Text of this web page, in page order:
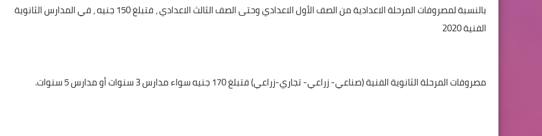
بالنسبة لمصروفات المرحلة الاعدادية من الصف الأول الاعدادي وحتى الصف الثالث الاعدادي ، فتبلغ 150 جنيه ، في المدارس الثانوية
الفنية 2020
مصروفات المرحلة الثانوية الفنية (صناعي- زراعي- تجاري-زراعي) فتبلغ 170 جنيه سواء مدارس 3 سنوات أو مدارس 5 سنوات.